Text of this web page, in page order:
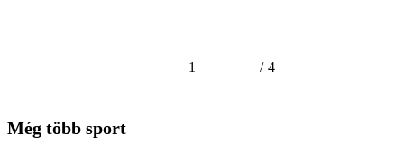
1 / 4
Még több sport